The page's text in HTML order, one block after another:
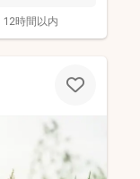
12時間以内